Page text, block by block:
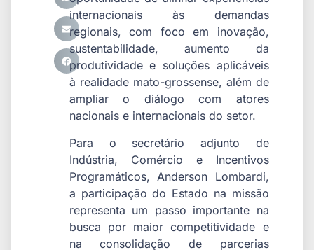
internacionais às demandas
regionais, com foco em inovação,
sustentabilidade, aumento da
produtividade e soluções aplicáveis
à realidade mato-grossense, além de
ampliar o diálogo com atores
nacionais e internacionais do setor.
Para o secretário adjunto de
Indústria, Comércio e Incentivos
Programáticos, Anderson Lombardi,
a participação do Estado na missão
representa um passo importante na
busca por maior competitividade e
na consolidação de parcerias